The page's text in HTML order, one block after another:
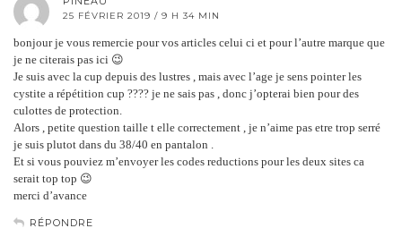
25 FÉVRIER 2019 / 9 H 34 MIN
bonjour je vous remercie pour vos articles celui ci et pour l’autre marque que
je ne citerais pas ici 😉
Je suis avec la cup depuis des lustres , mais avec l’age je sens pointer les
cystite a répétition cup ???? je ne sais pas , donc j’opterai bien pour des
culottes de protection.
Alors , petite question taille t elle correctement , je n’aime pas etre trop serré
je suis plutot dans du 38/40 en pantalon .
Et si vous pouviez m’envoyer les codes reductions pour les deux sites ca
serait top top 😉
merci d’avance
RÉPONDRE